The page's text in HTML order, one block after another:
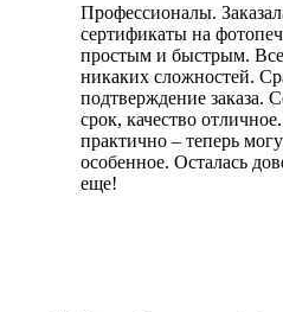
Профессионалы.
сертификаты на
простым и быстрым. Все
никаких сложностей.
подтверждение заказа.
срок, качество
практично – теперь
особенное. Осталась
еще!